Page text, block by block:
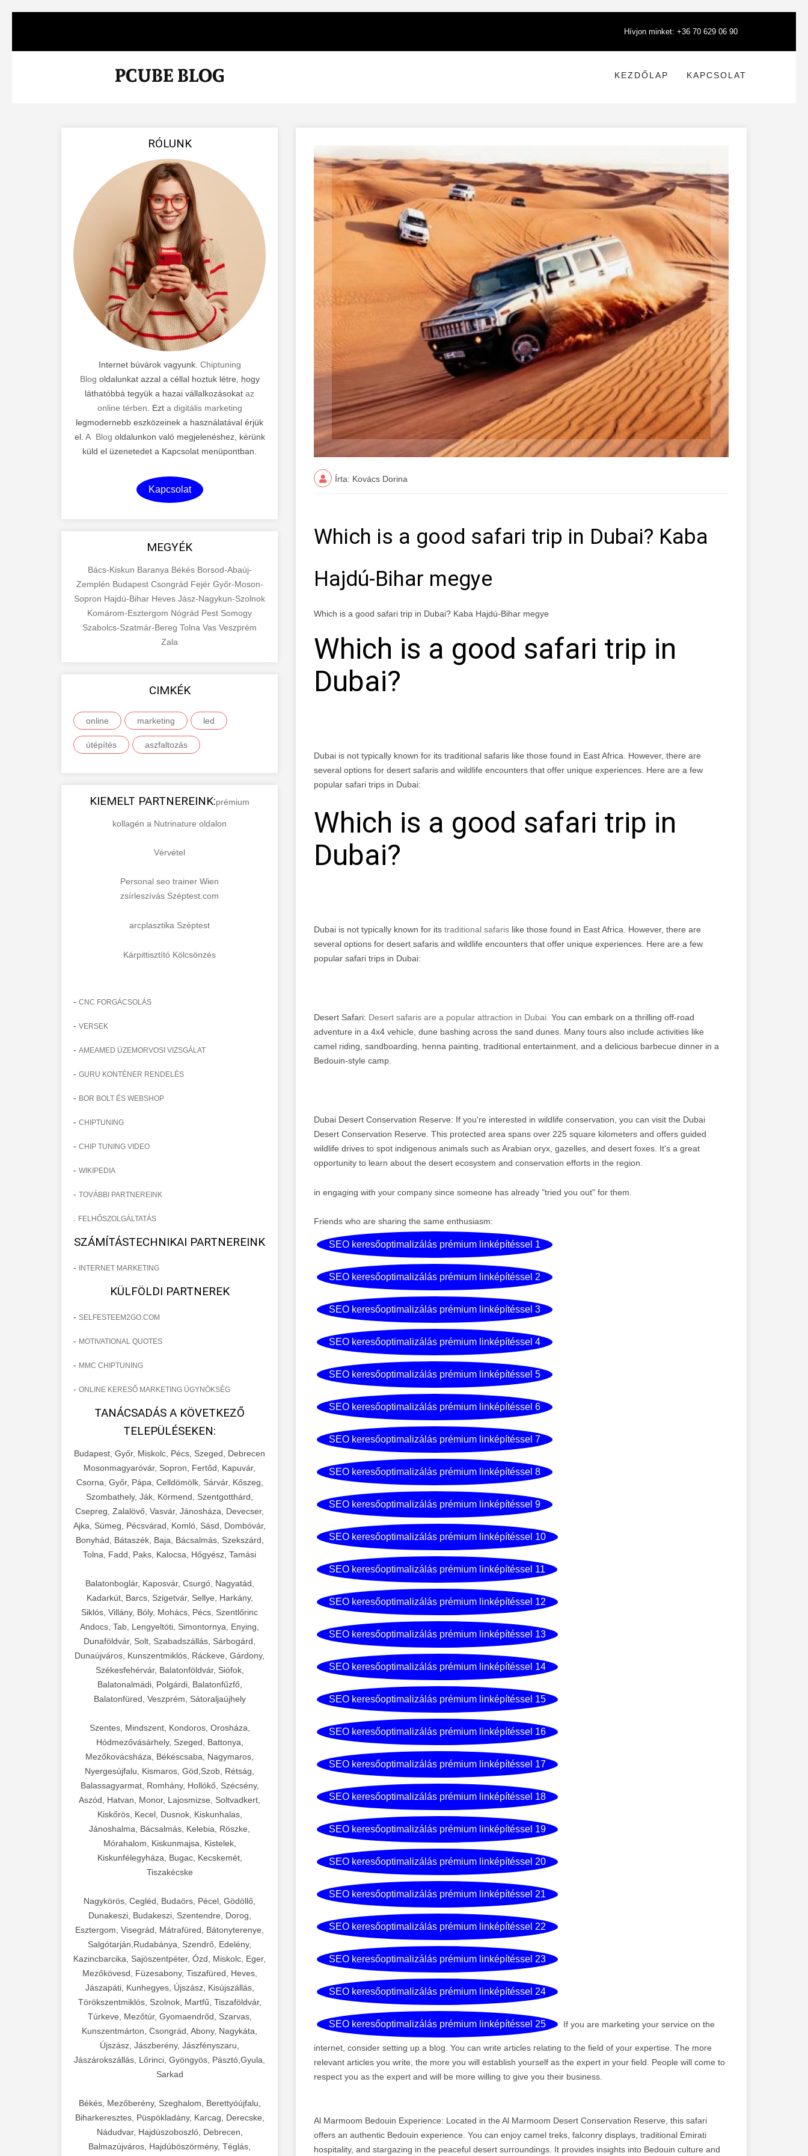
Hívjon minket: +36 70 629 06 90
KEZDŐLAP KAPCSOLAT
RÓLUNK
Internet búvárok vagyunk. Chiptuning
Blog oldalunkat azzal a céllal hoztuk létre, hogy
láthatóbbá tegyük a hazai vállalkozásokat az
online térben . Ezt a digitális marketing
legmodernebb eszközeinek a használatával érjük
el. A Blog oldalunkon való megjelenéshez, kérünk
küld el üzenetedet a Kapcsolat menüpontban.
Kapcsolat
MEGYÉK
Bács-Kiskun Baranya Békés Borsod-Abaúj-
Zemplén Budapest Csongrád Fejér Győr-Moson-
Sopron Hajdú-Bihar Heves Jász-Nagykun-Szolnok
Komárom-Esztergom Nógrád Pest Somogy
Szabolcs-Szatmár-Bereg Tolna Vas Veszprém
Zala
CIMKÉK
online marketing led
útépítés aszfaltozás
KIEMELT PARTNEREINK:prémium
kollagén a Nutrinature oldalon
Vérvétel
Personal seo trainer Wien
zsírleszívás Széptest.com
arcplasztika Széptest
Kárpittisztító Kölcsönzés
- CNC FORGÁCSOLÁS
- VERSEK
- AMEAMED ÜZEMORVOSI VIZSGÁLAT
- GURU KONTÉNER RENDELÉS
- BOR BOLT ÉS WEBSHOP
- CHIPTUNING
- CHIP TUNING VIDEO
- WIKIPEDIA
- TOVÁBBI PARTNEREINK
FELHŐSZOLGÁLTATÁS
SZÁMÍTÁSTECHNIKAI PARTNEREINK
- INTERNET MARKETING
KÜLFÖLDI PARTNEREK
- SELFESTEEM2GO.COM
- MOTIVATIONAL QUOTES
- MMC CHIPTUNING
- ONLINE KERESŐ MARKETING ÜGYNÖKSÉG
TANÁCSADÁS A KÖVETKEZŐ
TELEPÜLÉSEKEN:
Budapest, Győr, Miskolc, Pécs, Szeged, Debrecen
Mosonmagyaróvár, Sopron, Fertőd, Kapuvár,
Csorna, Győr, Pápa, Celldömölk, Sárvár, Kőszeg,
Szombathely, Ják, Körmend, Szentgotthárd,
Csepreg, Zalalövő, Vasvár, Jánosháza, Devecser,
Ajka, Sümeg, Pécsvárad, Komló, Sásd, Dombóvár,
Bonyhád, Bátaszék, Baja, Bácsalmás, Szekszárd,
Tolna, Fadd, Paks, Kalocsa, Hőgyész, Tamási
Balatonboglár, Kaposvár, Csurgó, Nagyatád,
Kadarkút, Barcs, Szigetvár, Sellye, Harkány,
Siklós, Villány, Bóly, Mohács, Pécs, Szentlőrinc
Andocs, Tab, Lengyeltóti, Simontornya, Enying,
Dunaföldvár, Solt, Szabadszállás, Sárbogárd,
Dunaújváros, Kunszentmiklós, Ráckeve, Gárdony,
Székesfehérvár, Balatonföldvár, Siófok,
Balatonalmádi, Polgárdi, Balatonfűzfő,
Balatonfüred, Veszprém, Sátoraljaújhely
Szentes, Mindszent, Kondoros, Orosháza,
Hódmezővásárhely, Szeged, Battonya,
Mezőkovácsháza, Békéscsaba, Nagymaros,
Nyergesújfalu, Kismaros, Göd,Szob, Rétság,
Balassagyarmat, Romhány, Hollókő, Szécsény,
Aszód, Hatvan, Monor, Lajosmizse, Soltvadkert,
Kiskőrös, Kecel, Dusnok, Kiskunhalas,
Jánoshalma, Bácsalmás, Kelebia, Röszke,
Mórahalom, Kiskunmajsa, Kistelek,
Kiskunfélegyháza, Bugac, Kecskemét,
Tiszakécske
Nagykörös, Cegléd, Budaörs, Pécel, Gödöllő,
Dunakeszi, Budakeszi, Szentendre, Dorog,
Esztergom, Visegrád, Mátrafüred, Bátonyterenye,
Salgótarján,Rudabánya, Szendrő, Edelény,
Kazincbarcika, Sajószentpéter, Ózd, Miskolc, Eger,
Mezőkövesd, Füzesabony, Tiszafüred, Heves,
Jászapáti, Kunhegyes, Újszász, Kisújszállás,
Törökszentmiklós, Szolnok, Martfű, Tiszaföldvár,
Túrkeve, Mezőtúr, Gyomaendrőd, Szarvas,
Kunszentmárton, Csongrád, Abony, Nagykáta,
Újszász, Jászberény, Jászfényszaru,
Jászárokszállás, Lőrinci, Gyöngyös, Pásztó,Gyula,
Sarkad
Békés, Mezőberény, Szeghalom, Berettyóújfalu,
Biharkeresztes, Püspökladány, Karcag, Derecske,
Nádudvar, Hajdúszoboszló, Debrecen,
Balmazújváros, Hajdúböszörmény, Téglás,
Írta: Kovács Dorina
Which is a good safari trip in Dubai? Kaba
Hajdú-Bihar megye
Which is a good safari trip in Dubai? Kaba Hajdú-Bihar megye
Which is a good safari trip in
Dubai?
Dubai is not typically known for its traditional safaris like those found in East Africa. However, there are
several options for desert safaris and wildlife encounters that offer unique experiences. Here are a few
popular safari trips in Dubai:
Which is a good safari trip in
Dubai?
Dubai is not typically known for its traditional safaris like those found in East Africa. However, there are
several options for desert safaris and wildlife encounters that offer unique experiences. Here are a few
popular safari trips in Dubai:
Desert Safari: Desert safaris are a popular attraction in Dubai. You can embark on a thrilling off-road
adventure in a 4x4 vehicle, dune bashing across the sand dunes. Many tours also include activities like
camel riding, sandboarding, henna painting, traditional entertainment, and a delicious barbecue dinner in a
Bedouin-style camp.
Dubai Desert Conservation Reserve: If you're interested in wildlife conservation, you can visit the Dubai
Desert Conservation Reserve. This protected area spans over 225 square kilometers and offers guided
wildlife drives to spot indigenous animals such as Arabian oryx, gazelles, and desert foxes. It's a great
opportunity to learn about the desert ecosystem and conservation efforts in the region.
in engaging with your company since someone has already "tried you out" for them.
Friends who are sharing the same enthusiasm:
SEO keresőoptimalizálás prémium linképítéssel 1
SEO keresőoptimalizálás prémium linképítéssel 2
SEO keresőoptimalizálás prémium linképítéssel 3
SEO keresőoptimalizálás prémium linképítéssel 4
SEO keresőoptimalizálás prémium linképítéssel 5
SEO keresőoptimalizálás prémium linképítéssel 6
SEO keresőoptimalizálás prémium linképítéssel 7
SEO keresőoptimalizálás prémium linképítéssel 8
SEO keresőoptimalizálás prémium linképítéssel 9
SEO keresőoptimalizálás prémium linképítéssel 10
SEO keresőoptimalizálás prémium linképítéssel 11
SEO keresőoptimalizálás prémium linképítéssel 12
SEO keresőoptimalizálás prémium linképítéssel 13
SEO keresőoptimalizálás prémium linképítéssel 14
SEO keresőoptimalizálás prémium linképítéssel 15
SEO keresőoptimalizálás prémium linképítéssel 16
SEO keresőoptimalizálás prémium linképítéssel 17
SEO keresőoptimalizálás prémium linképítéssel 18
SEO keresőoptimalizálás prémium linképítéssel 19
SEO keresőoptimalizálás prémium linképítéssel 20
SEO keresőoptimalizálás prémium linképítéssel 21
SEO keresőoptimalizálás prémium linképítéssel 22
SEO keresőoptimalizálás prémium linképítéssel 23
SEO keresőoptimalizálás prémium linképítéssel 24
SEO keresőoptimalizálás prémium linképítéssel 25 If you are marketing your service on the
internet, consider setting up a blog. You can write articles relating to the field of your expertise. The more
relevant articles you write, the more you will establish yourself as the expert in your field. People will come to
respect you as the expert and will be more willing to give you their business.
Al Marmoom Bedouin Experience: Located in the Al Marmoom Desert Conservation Reserve, this safari
offers an authentic Bedouin experience. You can enjoy camel treks, falconry displays, traditional Emirati
hospitality, and stargazing in the peaceful desert surroundings. It provides insights into Bedouin culture and